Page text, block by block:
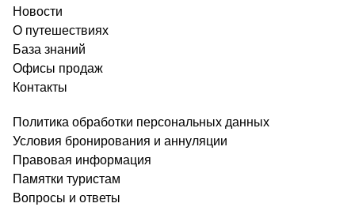
Новости
О путешествиях
База знаний
Офисы продаж
Контакты
Политика обработки персональных данных
Условия бронирования и аннуляции
Правовая информация
Памятки туристам
Вопросы и ответы